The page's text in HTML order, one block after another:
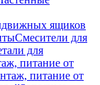
ящиков
Смесители для
для
питание от
питание от